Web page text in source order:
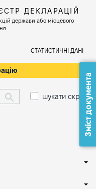
ДЕКЛАРАЦІЙ
держави або місцевого
СТАТИСТИЧНІ ДАНІ
шукати скрізьЗміст документа